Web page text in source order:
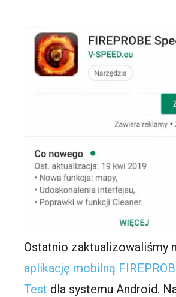
Ostatnio zaktualizowaliśmy
aplikację mobilną
Test dla systemu Android.